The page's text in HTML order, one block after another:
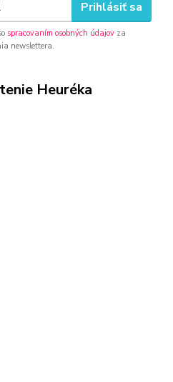
Prihlásiť sa
spracovaním osobných údajov za
newslettera.
Heuréka